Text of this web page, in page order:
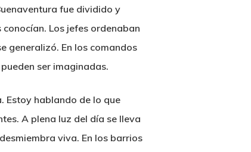
fue dividido y
Los jefes ordenaban
generalizó. En los comandos
ser imaginadas.
Estoy hablando de lo que
A plena luz del día se lleva
viva. En los barrios